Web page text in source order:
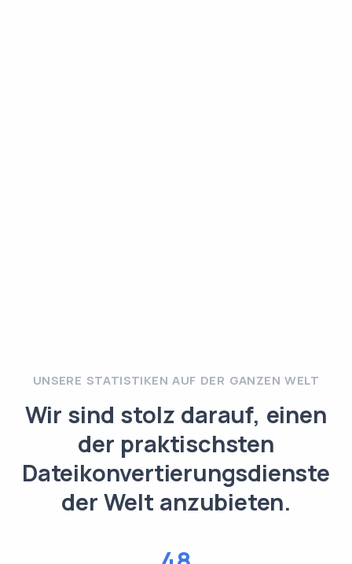
UNSERE STATISTIKEN AUF DER GANZEN WELT
Wir sind stolz darauf, einen
der praktischsten
Dateikonvertierungsdienste
der Welt anzubieten.